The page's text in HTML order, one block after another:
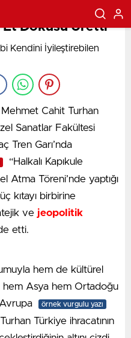
Et Gibi Kendini
Dokusu Üretti
Mehmet Cahit Turhan
Sanatlar Fakültesi
Tren Garı’nda
“Halkalı Kapıkule
Atma Töreni’nde yaptığı
kıtayı birbirine
ve jeopolitik
etti.
hem de kültürel
hem Asya hem Ortadoğu
örnek vurgulu yazı
Türkiye ihracatının